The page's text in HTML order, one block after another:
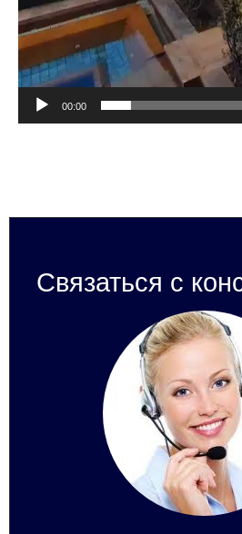
00:00
Связаться с